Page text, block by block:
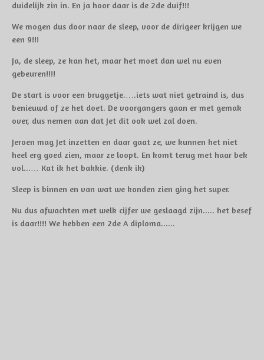
duidelijk zin in. En ja hoor daar is de 2de duif!!!
We mogen dus door naar de sleep, voor de dirigeer krijgen we
een 9!!!
Ja, de sleep, ze kan het, maar het moet dan wel nu even
gebeuren!!!!
De start is voor een bruggetje.….iets wat niet getraind is, dus
benieuwd of ze het doet. De voorgangers gaan er met gemak
over, dus nemen aan dat Jet dit ook wel zal doen.
Jeroen mag Jet inzetten en daar gaat ze, we kunnen het niet
heel erg goed zien, maar ze loopt. En komt terug met haar bek
vol...… Kat ik het bakkie. (denk ik)
Sleep is binnen en van wat we konden zien ging het super.
Nu dus afwachten met welk cijfer we geslaagd zijn..... het besef
is daar!!!! We hebben een 2de A diploma......